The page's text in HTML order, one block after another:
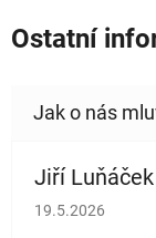
Ostatní
Jiří Luňáček
Hodnocení
19.5.2026